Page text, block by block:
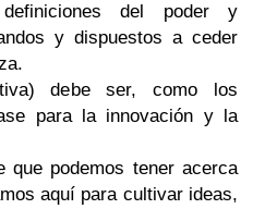
del poder y
y dispuestos a ceder
debe ser, como los
para la innovación y la
que podemos tener acerca
aquí para cultivar ideas,